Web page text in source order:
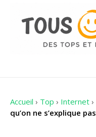
Accueil › Top › Internet ›
qu’on ne s’explique pas